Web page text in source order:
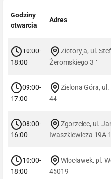
Godziny
otwarcia
Adres
10:00-
18:00
Złotoryja, ul.
Żeromskiego 3 1
09:00-
17:00
Zielona Góra,
44
08:00-
16:00
Zgorzelec, ul.
Iwaszkiewicza 19A 1
10:00-
18:00
Włocławek, pl.
45019